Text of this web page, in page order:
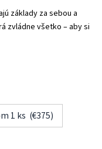
základy za sebou a
zvládne všetko – aby si
1 ks (€375)